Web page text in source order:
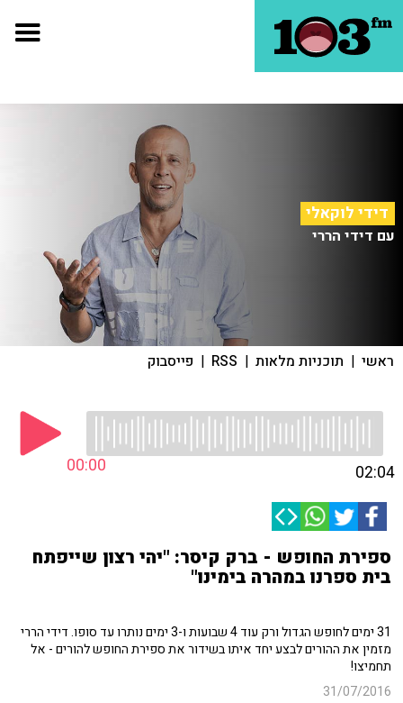
דידי לוקאלי
עם דידי הררי
ראשי | תוכניות מלאות |
RSS
| פייסבוק
00:00 02:04
ספירת החופש - ברק קיסר: "יהי רצון שייפתח
בית ספרנו במהרה בימינו"
31 ימים לחופש הגדול ורק עוד 4 שבועות ו-3 ימים נותרו עד סופו. דידי הררי
מזמין את ההורים לבצע יחד איתו בשידור את ספירת החופש להורים - אל
תחמיצו!
31/07/2016